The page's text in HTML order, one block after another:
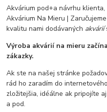
Akvárium pod+a návrhu
Akvárium Na Mieru |
kvalitu nami dodávaných akvárií
Výroba akvárií na mieru
zákazky.
Ak ste na našej stránke
rád ho zaradím do
zložitejšia, idéálne ak pripojíte
a pod.